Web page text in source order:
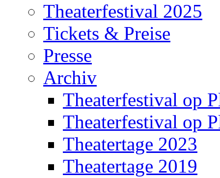
Theaterfestival 2025
Tickets & Preise
Presse
Archiv
Theaterfestival op
Theaterfestival op
Theatertage 2023
Theatertage 2019